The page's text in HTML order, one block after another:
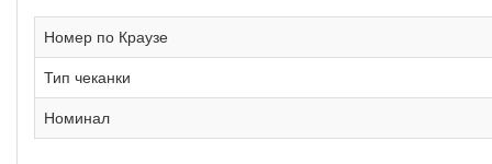
Номер по Краузе
Тип чеканки
Номинал